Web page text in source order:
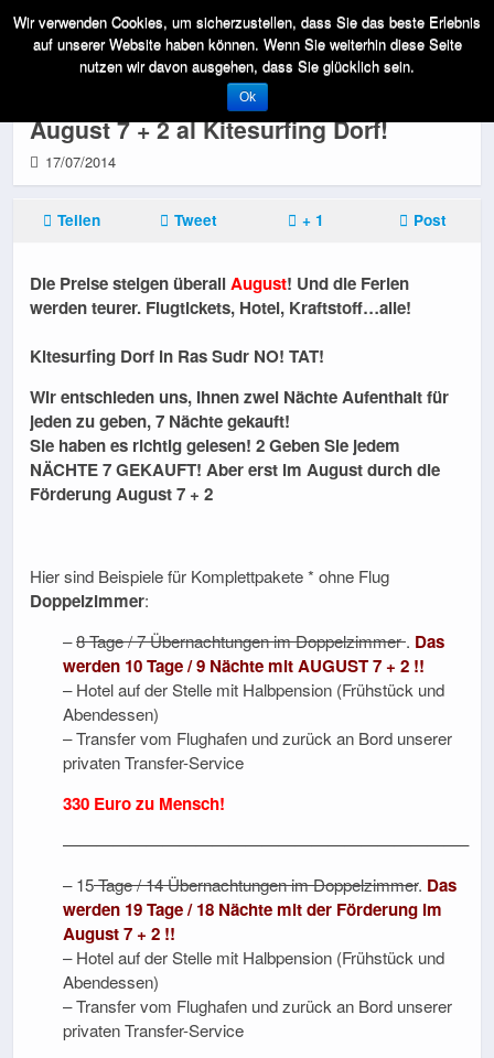
Maßnahmen gegen die Krise! Sonder
August 7 + 2 al Kitesurfing Dorf!
17/07/2014
Teilen Tweet + 1 Post
Die Preise steigen überallAugust! Und die Ferien
werden teurer. Flugtickets, Hotel, Kraftstoff…alle!
Kitesurfing Dorf in Ras Sudr NO! TAT!
Wir entschieden uns, Ihnen zwei Nächte Aufenthalt für
jeden zu geben, 7 Nächte gekauft!
Sie haben es richtig gelesen! 2 Geben Sie jedem
NÄCHTE 7 GEKAUFT! Aber erst im August durch die
Förderung August 7 + 2
Hier sind Beispiele für Komplettpakete * ohne Flug
Doppelzimmer:
–8 Tage / 7 Übernachtungen im Doppelzimmer. Das
werden 10 Tage / 9 Nächte mit AUGUST 7 + 2 !!
– Hotel auf der Stelle mit Halbpension (Frühstück und
Abendessen)
– Transfer vom Flughafen und zurück an Bord unserer
privaten Transfer-Service
330 Euro zu Mensch!
————————————————————————–
– 15Tage / 14 Übernachtungen im Doppelzimmer. Das
werden 19 Tage / 18 Nächte mit der Förderung im
August 7 + 2 !!
– Hotel auf der Stelle mit Halbpension (Frühstück und
Abendessen)
– Transfer vom Flughafen und zurück an Bord unserer
privaten Transfer-Service
Wir verwenden Cookies, um sicherzustellen, dass Sie das beste Erlebnis
auf unserer Website haben können. Wenn Sie weiterhin diese Seite
nutzen wir davon ausgehen, dass Sie glücklich sein.
Ok